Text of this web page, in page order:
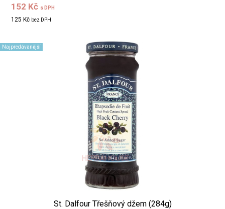
152 Kč s DPH
125 Kč bez DPH
Najpredávanější
St. Dalfour Třešňový džem (284g)